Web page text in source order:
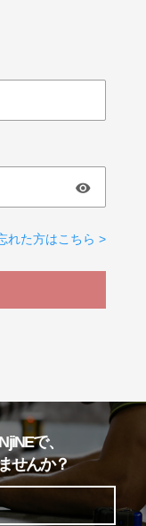
れた方はこちら >
で、
せんか？